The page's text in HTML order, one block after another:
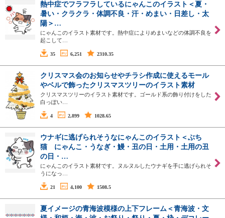
熱中症でフラフラしているにゃんこのイラスト＜夏・
暑い・クラクラ・体調不良・汗・めまい・日差し・太
陽＞…
にゃんこのイラスト素材です。熱中症によりめまいなどの体調不良を
起こして…
35 6,251 2310.35
クリスマス会のお知らせやチラシ作成に使えるモール
やベルで飾ったクリスマスツリーのイラスト素材
クリスマスツリーのイラスト素材です。ゴールド系の飾り付けをした
白っぽい…
4 2,899 1028.65
ウナギに逃げられそうなにゃんこのイラスト＜ぶち
猫 にゃんこ・うなぎ・鰻・丑の日・土用・土用の丑
の日・…
にゃんこのイラスト素材です。ヌルヌルしたウナギを手に逃げられそ
うになっ…
21 4,100 1508.5
夏イメージの青海波模様の上下フレーム＜青海波・文